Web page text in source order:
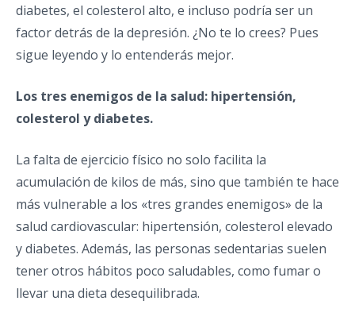
diabetes, el colesterol alto, e incluso podría ser un
factor detrás de la depresión. ¿No te lo crees? Pues
sigue leyendo y lo entenderás mejor.
Los tres enemigos de la salud: hipertensión,
colesterol y diabetes.
La falta de ejercicio físico no solo facilita la
acumulación de kilos de más, sino que también te hace
más vulnerable a los «tres grandes enemigos» de la
salud cardiovascular: hipertensión, colesterol elevado
y diabetes. Además, las personas sedentarias suelen
tener otros hábitos poco saludables, como fumar o
llevar una dieta desequilibrada.